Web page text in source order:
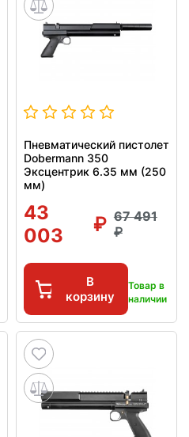
Пневматический пистолет
Dobermann 350
Эксцентрик 6.35 мм (250
мм)
43
003
67 491
В
корзину
Товар в
наличии